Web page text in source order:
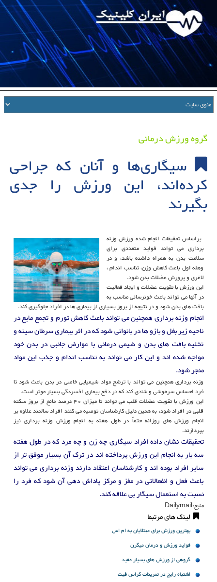
گروه ورزش درمانی
سیگاری‌ها و آنان که جراحی
کرده‌اند، این ورزش را جدی
بگیرند
براساس تحقیقات انجام شده ورزش وزنه
برداری می تواند فواید متعددی برای
سلامت بدن به همراه داشته باشد، و در
وهله اول باعث کاهش وزن، تناسب اندام ،
لاغری و پرورش عضلات بدن شود.
این ورزش با تقویت عضلات و ایجاد فعالیت
در آنها می تواند باعث خونرسانی مناسب به
بافت های بدن شود و در نتیجه از بروز بسیاری از بیماری ها در افراد جلوگیری کند.
انجام وزنه برداری همچنین می تواند باعث کاهش تورم و تجمع مایع در
ناحیه زیر بغل و بازو ها در بانوانی شود که در اثر بیماری سرطان سینه و
تخلیه بافت های بدن و شیمی درمانی با عوارض جانبی در بدن خود
مواجه شده اند و این کار می تواند به تناسب اندام و جذب این مواد
منجر شود.
وزنه برداری همچنین می تواند با ترشح مواد شیمیایی خاصی در بدن باعث شود تا
فرد احساس سرخوشی و شادی کند که در دفع بیماری افسردگی بسیار موثر است.
این ورزش با تقویت عضلات قلب می تواند تا میزان 40 درصد مانع از بروز سکته
قلبی در افراد شود، به همین دلیل کارشناسان توصیه می کنند افراد سالمند علاوه بر
انجام ورزش های روزانه حتماً در طول هفته به انجام ورزش وزنه برداری نیز
بپردازند.
تحقیقات نشان داده افراد سیگاری چه زن و چه مرد که در طول هفته
سه بار به انجام این ورزش پرداخته اند در ترک آن بسیار موفق تر از
سایر افراد بوده اند و کارشناسان اعتقاد دارند وزنه برداری می تواند
باعث فعل و انفعالاتی در مغز و مرکز پاداش دهی آن شود که فرد را
نسبت به استعمال سیگار بی علاقه کند.
منبع:Dailymail
لینک های مرتبط
بهترین ورزش برای مبتلایان به ام اس
فواید ورزش و درمان میگرن
گروهی از ورزش های بسیار مفید
اشتباه رایج در تمرینات کراس فیت